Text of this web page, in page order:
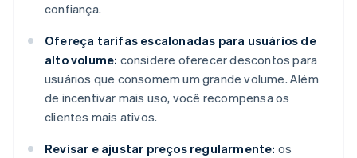
confiança.
Ofereça tarifas escalonadas para usuários de
alto volume: considere oferecer descontos para
usuários que consomem um grande volume. Além
de incentivar mais uso, você recompensa os
clientes mais ativos.
Revisar e ajustar preços regularmente: os